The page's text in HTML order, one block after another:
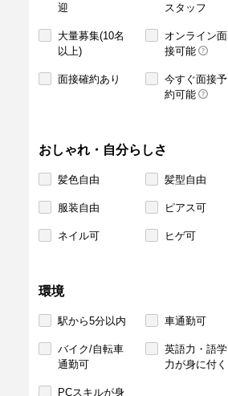
迎
スタッフ
大量募集(10名
以上)
オンライン面
接可能
面接確約あり
今すぐ面接予
約可能
おしゃれ・自分らしさ
髪色自由 髪型自由
服装自由 ピアス可
ネイル可 ヒゲ可
環境
駅から5分以内 車通勤可
バイク/自転車
通勤可
英語力・語学
力が身に付く
PCスキルが身